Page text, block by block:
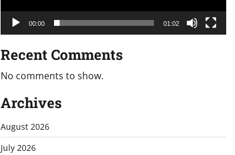
00:00 01:02
Recent Comments
No comments to show.
Archives
August 2026
July 2026